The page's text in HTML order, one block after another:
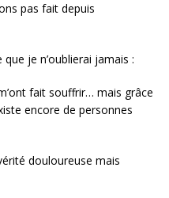
pas fait depuis
je n’oublierai jamais :
fait souffrir… mais grâce
encore de personnes
douloureuse mais